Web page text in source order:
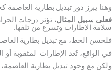
وهنا يبرز دور تبديل بطارية
فعلى سبيل المثال، تؤثر درجات
سلامة الإطارات وتسرع من تلفها.
فلحسن الحظ، مع تبديل بطارية
في الواقع، تُعد الإطارات المثقوبة
ولكن مع وجود تبديل بطارية